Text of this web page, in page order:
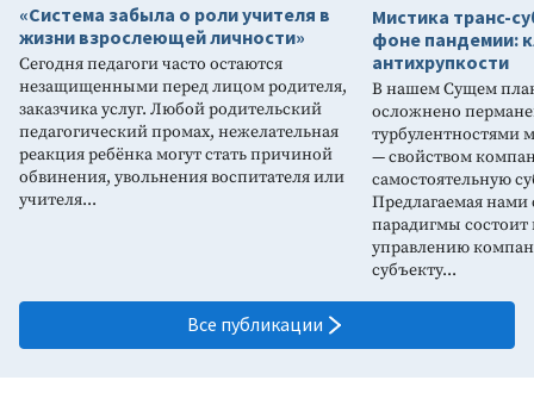
«Система забыла о роли учителя в
жизни взрослеющей личности»
Сегодня педагоги часто остаются
незащищенными перед лицом родителя,
заказчика услуг. Любой родительский
педагогический промах, нежелательная
реакция ребёнка могут стать причиной
обвинения, увольнения воспитателя или
учителя...
Мистика транс-
фоне пандемии:
антихрупкости
В нашем Сущем
осложнено
турбулентностями
— свойством
самостоятельную
Предлагаемая
парадигмы состоит
управлению
субъекту...
Все публикации